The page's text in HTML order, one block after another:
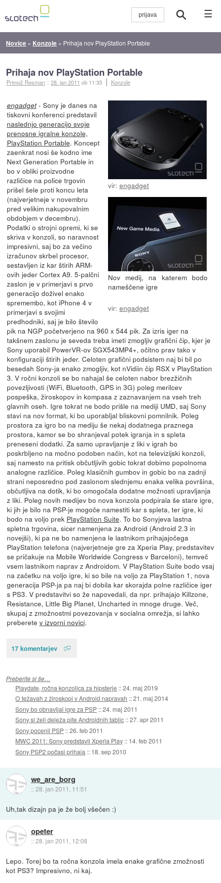
☰
Novice » Konzole » Prihaja nov PlayStation Portable
Prihaja nov PlayStation Portable
Primož Resman ::28. jan 2011 ob 11:35 Konzole
vir: engadget
Nov medij, na katerem bodo
nameščene igre
vir: engadget
engadget- Sony je danes na
tiskovni konferenci predstavil
naslednjo generacijo svoje
prenosne igralne konzole,
PlayStation Portable. Koncept
zaenkrat nosi še kodno ime
Next Generation Portable in
bo v obliki proizvodne
različice na police trgovin
prišel šele proti koncu leta
(najverjetneje v novembru
pred velikim nakupovalnim
obdobjem v decembru).
Podatki o strojni opremi, ki se
skriva v konzoli, so naravnost
impresivni, saj bo za večino
izračunov skrbel procesor,
sestavljen iz kar štirih ARM-
ovih jeder Cortex A9. 5-palčni
zaslon je v primerjavi s prvo
generacijo doživel enako
spremembo, kot iPhone 4 v
primerjavi s svojimi
predhodniki, saj je bilo število
pik na NGP početverjeno na 960 x 544 pik. Za izris iger na
takšnem zaslonu je seveda treba imeti zmogljiv grafični čip, kjer je
Sony uporabil PowerVR-ov SGX543MP4+, očitno prav tako v
konfiguraciji štirih jeder. Celoten grafični podsistem naj bi bil po
besedah Sony-ja enako zmogljiv, kot nVidiin čip RSX v PlayStation
3. V ročni konzoli se bo nahajal še celoten nabor brezžičnih
povezljivosti (WiFi, Bluetooth, GPS in 3G) poleg merilcev
pospeška, žiroskopov in kompasa z zaznavanjem na vseh treh
glavnih oseh. Igre tokrat ne bodo prišle na mediji UMD, saj Sony
stavi na nov format, ki bo uporabljal bliskovni pomnilnik. Poleg
prostora za igro bo na mediju še nekaj dodatnega praznega
prostora, kamor se bo shranjeval potek igranja in s spleta
preneseni dodatki. Za samo upravljanje z liki v igrah bo
poskrbljeno na močno podoben način, kot na televizijski konzoli,
saj namesto na pritisk občutljivih gobic tokrat dobimo popolnoma
analogne različice. Poleg klasičnih gumbov in gobic bo na zadnji
strani neposredno pod zaslonom slednjemu enaka velika površina,
občutljiva na dotik, ki bo omogočala dodatne možnosti upravljanja
z liki. Poleg novih medijev bo nova konzola podpirala še stare igre,
ki jih je bilo na PSP-je mogoče namestiti kar s spleta, ter igre, ki
bodo na voljo prek PlayStation Suite. To bo Sonyjeva lastna
spletna trgovina, sicer namenjena za Android (Android 2.3 in
novejši), ki pa ne bo namenjena le lastnikom prihajajočega
PlayStation telefona (najverjetneje gre za Xperia Play, predstavitev
se pričakuje na Mobile Worldwide Congress v Barceloni), temveč
vsem lastnikom naprav z Androidom. V PlayStation Suite bodo vsaj
na začetku na voljo igre, ki so bile na voljo za PlayStation 1, nova
generacija PSP-ja pa naj bi dobila kar skorajda polne različice iger
s PS3. V predstavitvi so že napovedali, da npr. prihajajo Killzone,
Resistance, Little Big Planet, Uncharted in mnoge druge. Več,
skupaj z zmožnostmi povezovanja v socialna omrežja, si lahko
preberete v izvorni novici.
17 komentarjev
Preberite si še…
Playdate, ročna konzolica za hipsterje ::24. maj 2019
O težavah z žiroskopi v Android napravah ::21. maj 2014
Sony bo obnavljal igre za PSP ::24. maj 2011
Sony si želi deleža pite Androidnih tablic ::27. apr 2011
Sony pocenil PSP ::26. feb 2011
MWC 2011: Sony predstavil Xperia Play :: 14. feb 2011
Sony PSP2 počasi prihaja :: 18. sep 2010
we_are_borg
::28. jan 2011, 11:51
Uh,tak dizajn pa je že bolj všečen :)
opeter
::28. jan 2011, 12:08
Lepo. Torej bo ta ročna konzola imela enake grafične zmožnosti
kot PS3? Impresivno, ni kaj.